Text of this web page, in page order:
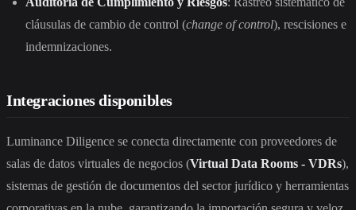
cláusulas de cambio de control (change of control), rescisiones e
indemnizaciones.
Integraciones disponibles
Luminance Diligence se conecta directamente con proveedores de
salas de datos virtuales de negocios (Virtual Data Rooms - VDRs),
sistemas de gestión de documentos del sector jurídico y herramientas